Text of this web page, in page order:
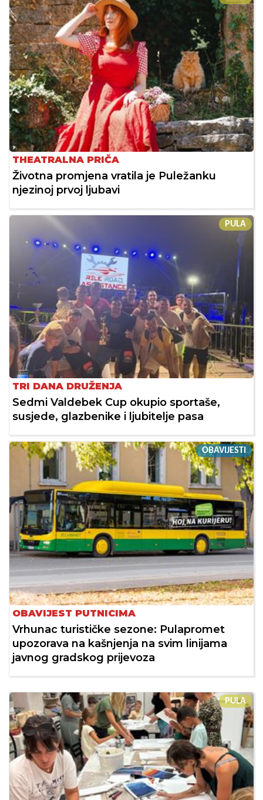
THEATRALNA PRIČA
Životna promjena vratila je Puležanku
njezinoj prvoj ljubavi
PULA
TRI DANA DRUŽENJA
Sedmi Valdebek Cup okupio sportaše,
susjede, glazbenike i ljubitelje pasa
OBAVIJESTI
OBAVIJEST PUTNICIMA
Vrhunac turističke sezone: Pulapromet
upozorava na kašnjenja na svim linijama
javnog gradskog prijevoza
PULA